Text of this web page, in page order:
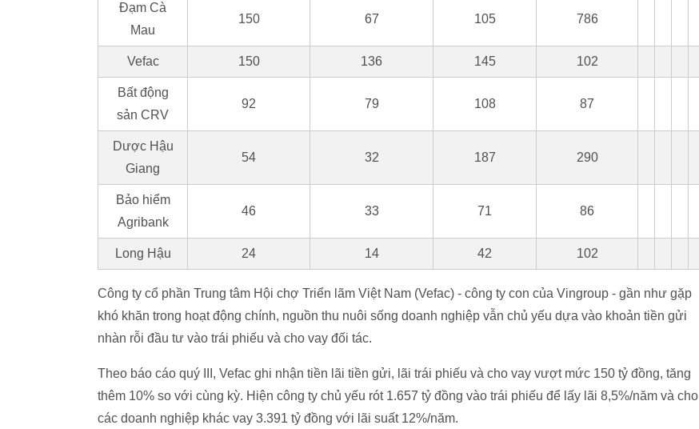
Đạm Cà
Mau
150 67 105 786
Vefac 150 136 145 102
Bất động
sản CRV
92 79 108 87
Dược Hậu
Giang
54 32 187 290
Bảo hiểm
Agribank
46 33 71 86
Long Hậu 24 14 42 102
Công ty cổ phần Trung tâm Hội chợ Triển lãm Việt Nam (Vefac) - công ty con của Vingroup - gần như gặp
khó khăn trong hoạt động chính, nguồn thu nuôi sống doanh nghiệp vẫn chủ yếu dựa vào khoản tiền gửi
nhàn rỗi đầu tư vào trái phiếu và cho vay đối tác.
Theo báo cáo quý III, Vefac ghi nhận tiền lãi tiền gửi, lãi trái phiếu và cho vay vượt mức 150 tỷ đồng, tăng
thêm 10% so với cùng kỳ. Hiện công ty chủ yếu rót 1.657 tỷ đồng vào trái phiếu để lấy lãi 8,5%/năm và cho
các doanh nghiệp khác vay 3.391 tỷ đồng với lãi suất 12%/năm.